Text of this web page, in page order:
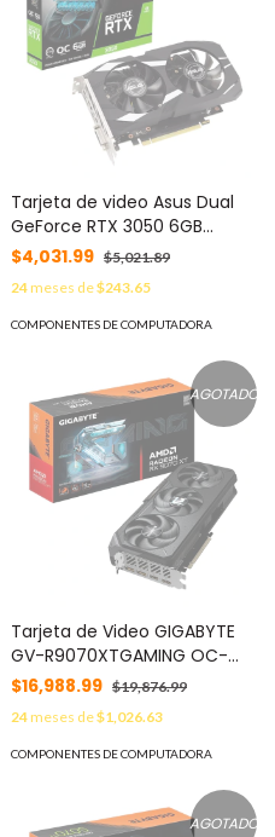
Tarjeta de video Asus Dual
GeForce RTX 3050 6GB
GDDR6 - PCIe 4.0, HDMI2.1,
DisplayPort 1.4a, DVI-D, IP5X
$4,031.99 $5,021.89
24meses de$243.65
COMPONENTES DE COMPUTADORA
AGOTADO
Tarjeta de Video GIGABYTE
GV-R9070XTGAMING OC-
16GD Procesamiento de
gráficos Radeon™ RX 9070
XT
$16,988.99 $19,876.99
24meses de$1,026.63
COMPONENTES DE COMPUTADORA
AGOTADO